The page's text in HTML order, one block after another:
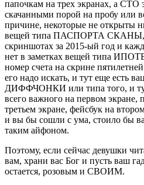
папочкам на трех экранах, а СТО
скачанными порой на пробу или
причине, некоторые не открыты
вещей типа ПАСПОРТА СКАНЫ,
скриншотах за 2015-ый год и
нет в заметках вещей типа
номер счета на скрине
его надо искать, и тут еще есть
ДИФФЧОНКИ или типа того, и
всего важного на первом экране,
третьем экране, фейсбук на
и вы бы сошли с ума, стоило бы
таким айфоном.
Поэтому, если сейчас девушки
вам, храни вас Бог и пусть ваш
остается, розовым и СВОИМ.